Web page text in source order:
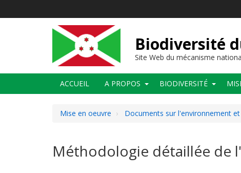
Biodiversité
Site Web du mécanisme
Main
navigation
ACCUEIL A PROPOS BIODIVERSITÉ
Mise en oeuvre Documents sur l'environnement
Méthodologie détaillée de